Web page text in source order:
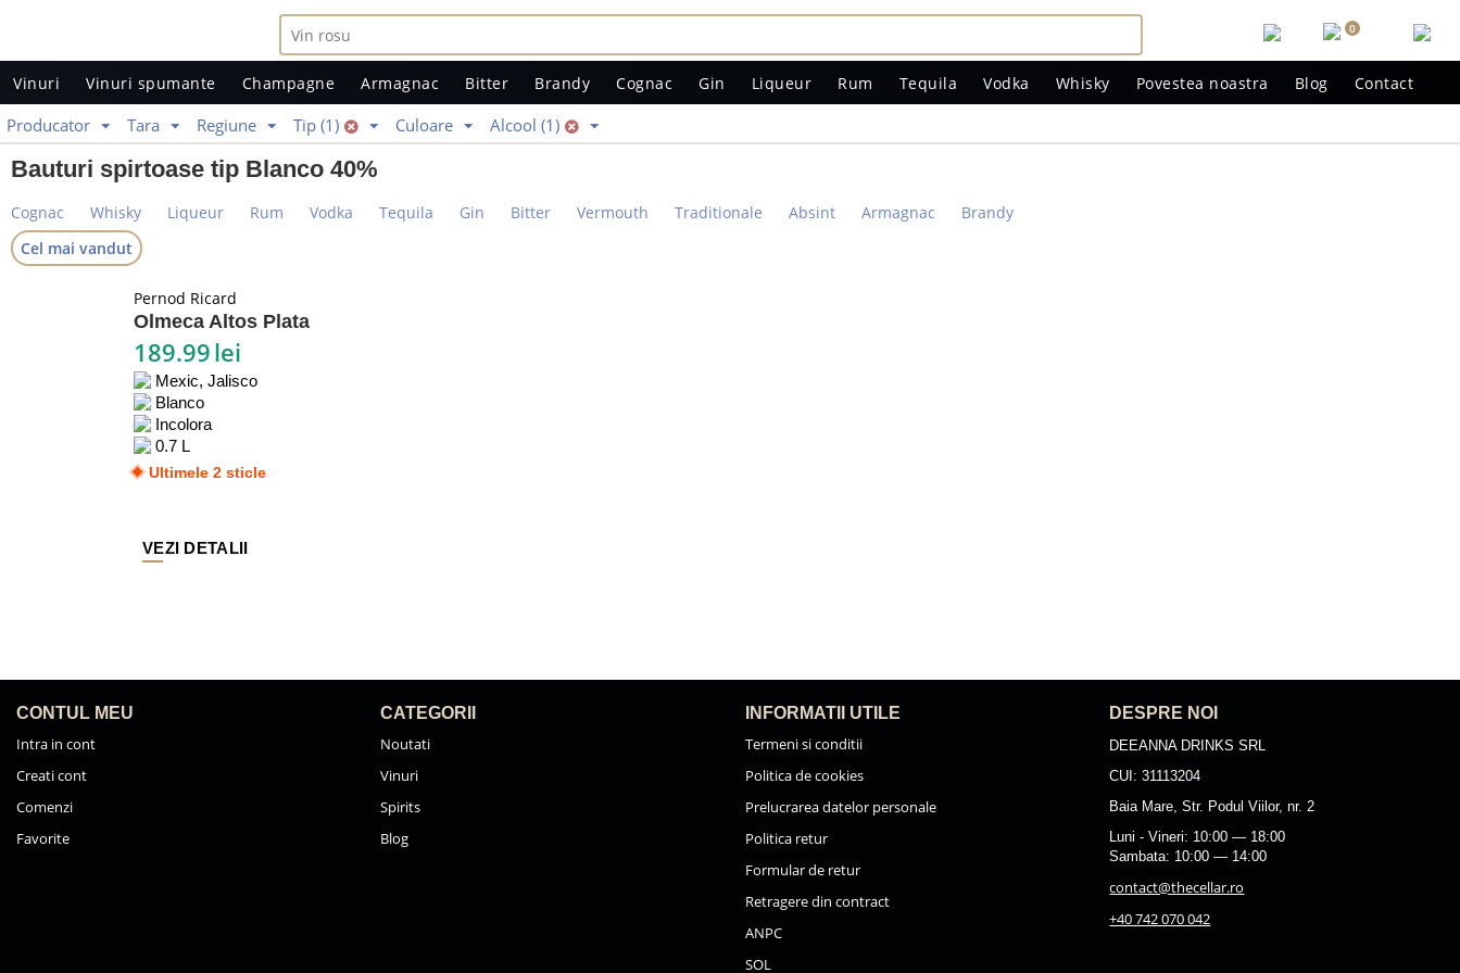
0
Vinuri Vinuri spumante Champagne Armagnac Bitter Brandy Cognac Gin Liqueur Rum Tequila Vodka Whisky Povestea noastra Blog Contact
Producator Tara Regiune Tip (1) Culoare Alcool (1)
Bauturi spirtoase tip Blanco 40%
Cognac Whisky Liqueur Rum Vodka Tequila Gin Bitter Vermouth Traditionale Absint Armagnac
Brandy
Cel mai vandut
Pernod Ricard
Olmeca Altos Plata
189.99lei
Mexic, Jalisco
Blanco
Incolora
0.7 L
Ultimele 2 sticle
VEZI DETALII
CONTUL MEU
Intra in cont
Creati cont
Comenzi
Favorite
CATEGORII
Noutati
Vinuri
Spirits
Blog
INFORMATII UTILE
Termeni si conditii
Politica de cookies
Prelucrarea datelor personale
Politica retur
Formular de retur
Retragere din contract
ANPC
SOL
DESPRE NOI
DEEANNA DRINKS SRL
CUI: 31113204
Baia Mare, Str. Podul Viilor, nr. 2
Luni - Vineri: 10:00 — 18:00
Sambata: 10:00 — 14:00
contact@thecellar.ro
+40 742 070 042